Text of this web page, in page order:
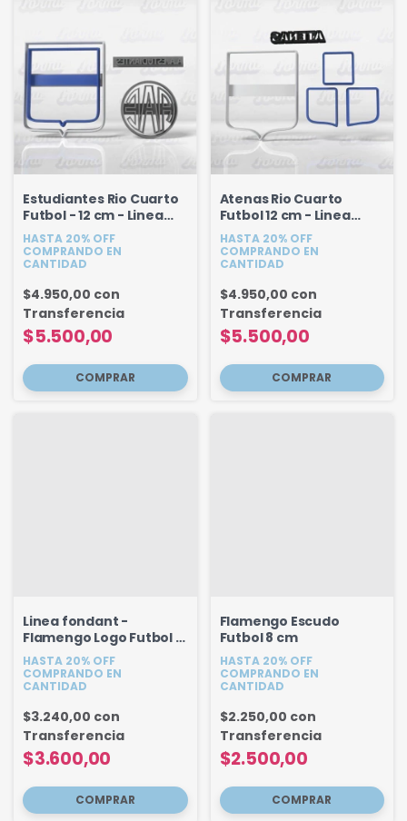
Estudiantes Rio Cuarto
Futbol - 12 cm - Linea
Fondant
HASTA 20% OFF
COMPRANDO EN
CANTIDAD
$5.500,00
$4.950,00 con
Transferencia
Atenas Rio Cuarto
Futbol 12 cm - Linea
Fondant
HASTA 20% OFF
COMPRANDO EN
CANTIDAD
$5.500,00
$4.950,00 con
Transferencia
Linea fondant -
Flamengo Logo Futbol -
10 cm
HASTA 20% OFF
COMPRANDO EN
CANTIDAD
$3.600,00
$3.240,00 con
Transferencia
Flamengo Escudo
Futbol 8 cm
HASTA 20% OFF
COMPRANDO EN
CANTIDAD
$2.500,00
$2.250,00 con
Transferencia